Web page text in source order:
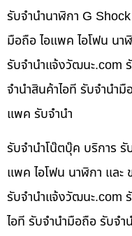
รับจำนำนาฬิกา G
มือถือ ไอแพค ไอโฟน นา
รับจํานําแจ้งวัฒนะ.com
จำนำสินค้าไอที รับจำนำ
แพค รับจำนำ
รับจำนำโน๊ตบุ๊ค บริการ รั
แพค ไอโฟน นาฬิกา และ
รับจํานําแจ้งวัฒนะ.com
ไอที รับจำนำมือถือ รับจ